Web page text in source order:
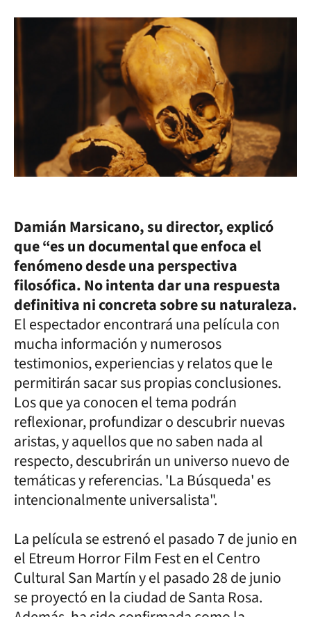
Damián Marsicano, su director, explicó
que “es un documental que enfoca el
fenómeno desde una perspectiva
filosófica. No intenta dar una respuesta
definitiva ni concreta sobre su naturaleza.
El espectador encontrará una película con
mucha información y numerosos
testimonios, experiencias y relatos que le
permitirán sacar sus propias conclusiones.
Los que ya conocen el tema podrán
reflexionar, profundizar o descubrir nuevas
aristas, y aquellos que no saben nada al
respecto, descubrirán un universo nuevo de
temáticas y referencias. 'La Búsqueda' es
intencionalmente universalista".
La película se estrenó el pasado 7 de junio en
el Etreum Horror Film Fest en el Centro
Cultural San Martín y el pasado 28 de junio
se proyectó en la ciudad de Santa Rosa.